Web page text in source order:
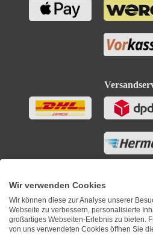
Wir verwenden Cookies
Wir können diese zur Analyse unserer
Webseite zu verbessern, personalisierte
großartiges Webseiten-Erlebnis zu bieten.
von uns verwendeten Cookies öffnen Sie